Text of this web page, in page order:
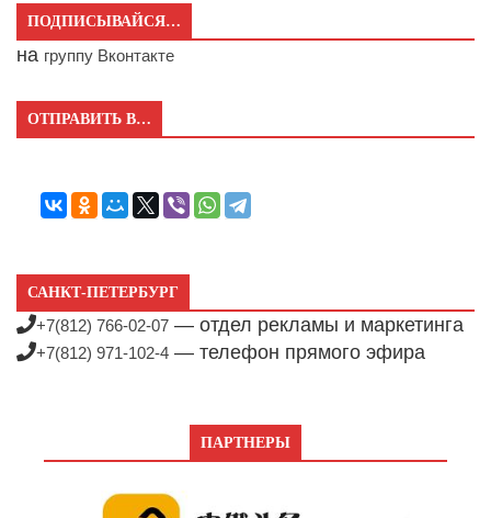
ПОДПИСЫВАЙСЯ…
на группу Вконтакте
ОТПРАВИТЬ В…
САНКТ-ПЕТЕРБУРГ
+7(812) 766-02-07 — отдел рекламы и маркетинга
+7(812) 971-102-4 — телефон прямого эфира
ПАРТНЕРЫ